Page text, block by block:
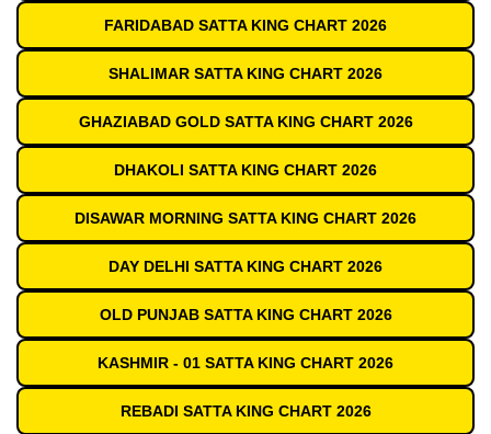
FARIDABAD SATTA KING CHART 2026
SHALIMAR SATTA KING CHART 2026
GHAZIABAD GOLD SATTA KING CHART 2026
DHAKOLI SATTA KING CHART 2026
DISAWAR MORNING SATTA KING CHART 2026
DAY DELHI SATTA KING CHART 2026
OLD PUNJAB SATTA KING CHART 2026
KASHMIR - 01 SATTA KING CHART 2026
REBADI SATTA KING CHART 2026